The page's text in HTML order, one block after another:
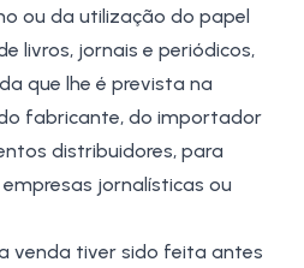
ou da utilização do papel
livros, jornais e periódicos,
que lhe é prevista na
fabricante, do importador
distribuidores, para
jornalísticas ou
venda tiver sido feita antes